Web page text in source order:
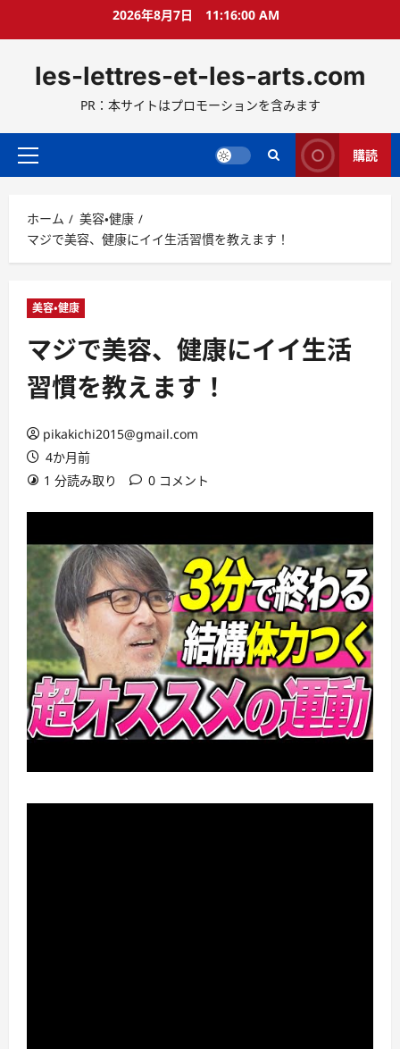
ス
ッ
2026年8月7日 11:16:01 AM
les-lettres-et-les-arts.com
PR：本サイトはプロモーションを含みます
メ
メ
ニ
ュ
購読
ホーム
美容・健康
マジで美容、健康にイイ生活習慣を教えます！
美容・健康
マジで美容、健康にイイ生活
習慣を教えます！
pikakichi2015@gmail.com
4か月前
1 分読み取り
0 コメント